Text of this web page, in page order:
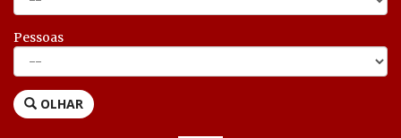
Pessoas
OLHAR